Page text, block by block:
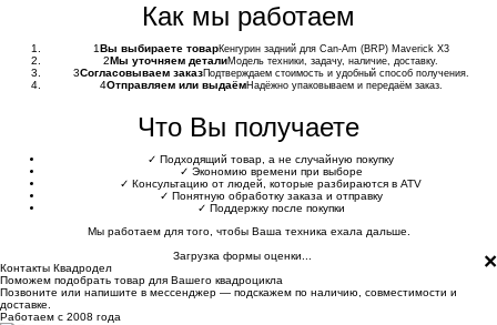
Как мы работаем
1 Вы выбираете товарКенгурин задний для Can-Am (BRP) Maverick X3
2 Мы уточняем деталиМодель техники, задачу, наличие, доставку.
3Согласовываем заказПодтверждаем стоимость и удобный способ получения.
4Отправляем или выдаёмНадёжно упаковываем и передаём заказ.
Что Вы получаете
✓ Подходящий товар, а не случайную покупку
✓ Экономию времени при выборе
✓ Консультацию от людей, которые разбираются в ATV
✓ Понятную обработку заказа и отправку
✓ Поддержку после покупки
Мы работаем для того, чтобы Ваша техника ехала дальше.
×
Загрузка формы оценки...
Контакты Квадродел
Поможем подобрать товар для Вашего квадроцикла
Позвоните или напишите в мессенджер — подскажем по наличию, совместимости и
доставке.
Работаем с 2008 года